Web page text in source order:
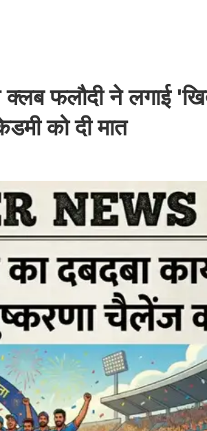
फलौदी ने लगाई
को दी मात